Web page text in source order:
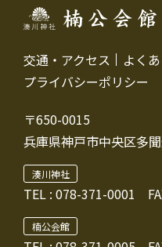
交通・アクセス よく
プライバシーポリシー
〒650-0015
兵庫県神戸市中央区多
湊川神社
TEL : 078-371-0001
楠公会館